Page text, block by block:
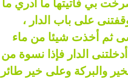
بي فأتيتها ما أدري ما
على باب الدار ،
ثم أخذت شيئا من ماء
الدار فإذا نسوة من
والبركة وعلى خير طائر